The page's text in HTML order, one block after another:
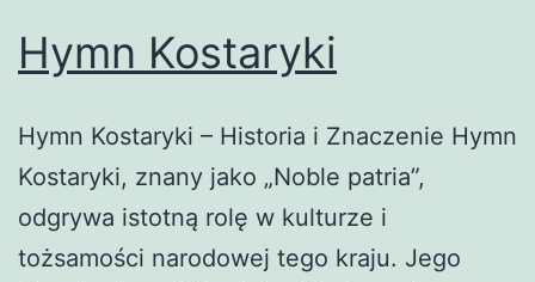
Hymn Kostaryki
Hymn Kostaryki – Historia i Znaczenie Hymn
Kostaryki, znany jako „Noble patria”,
odgrywa istotną rolę w kulturze i
tożsamości narodowej tego kraju. Jego